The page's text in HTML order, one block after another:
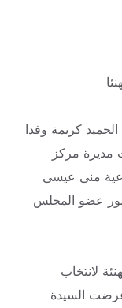
كريمة وفدا
مديرة مركز
منى عيسى
عضو المجلس
لانتخاب
السيدة